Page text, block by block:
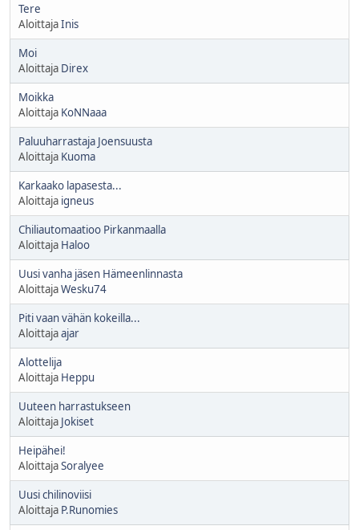
Tere
AloittajaInis
Moi
Aloittaja Direx
Moikka
Aloittaja KoNNaaa
Paluuharrastaja Joensuusta
Aloittaja Kuoma
Karkaako lapasesta...
Aloittaja igneus
Chiliautomaatioo Pirkanmaalla
Aloittaja Haloo
Uusi vanha jäsen Hämeenlinnasta
AloittajaWesku74
Piti vaan vähän kokeilla...
Aloittajaajar
Alottelija
Aloittaja Heppu
Uuteen harrastukseen
Aloittaja Jokiset
Heipähei!
AloittajaSoralyee
Uusi chilinoviisi
Aloittaja P.Runomies